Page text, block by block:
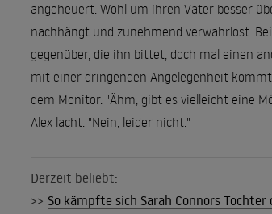
angeheuert. Wohl um ihren Vater besser
nachhängt und zunehmend verwahrlost.
gegenüber, die ihn bittet, doch mal einen
mit einer dringenden Angelegenheit
dem Monitor. "Ähm, gibt es vielleicht eine
Alex lacht. "Nein, leider nicht."
Derzeit beliebt:
>> So kämpfte sich Sarah Connors Tochter